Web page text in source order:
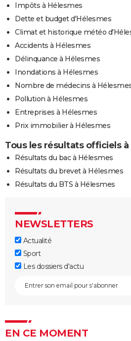
Impôts à Hélesmes
Dette et budget d'Hélesmes
Climat et historique météo
Accidents à Hélesmes
Délinquance à Hélesmes
Inondations à Hélesmes
Nombre de médecins à
Pollution à Hélesmes
Entreprises à Hélesmes
Prix immobilier à Hélesmes
Tous les résultats officiels
Résultats du bac à Hélesmes
Résultats du brevet à Hélesmes
Résultats du BTS à Hélesmes
NEWSLETTERS
Actualité
Sport
Les dossiers d'actu
EN CE MOMENT